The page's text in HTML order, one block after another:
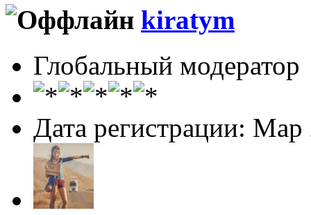
kiratym
Глобальный модератор
Дата регистрации: Мар